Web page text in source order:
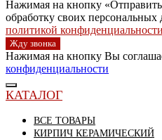
Нажимая на кнопку
обработку своих
политикой конфиденциальности
Жду звонка
Нажимая на кнопку Вы
конфиденциальности
КАТАЛОГ
ВСЕ ТОВАРЫ
КИРПИЧ КЕРАМИЧЕСКИЙ